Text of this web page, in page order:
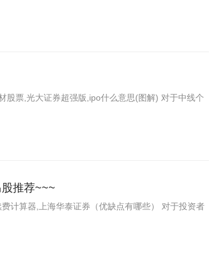
股票,光大证券超强版,ipo什么意思(图解) 对于中线个
推荐~~~
计算器,上海华泰证券（优缺点有哪些） 对于投资者